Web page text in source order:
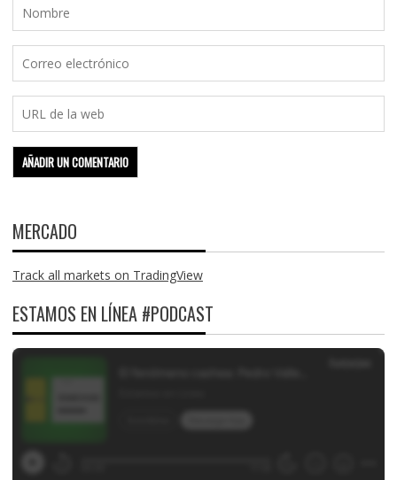
MERCADO
Track all markets on TradingView
ESTAMOS EN LÍNEA #PODCAST